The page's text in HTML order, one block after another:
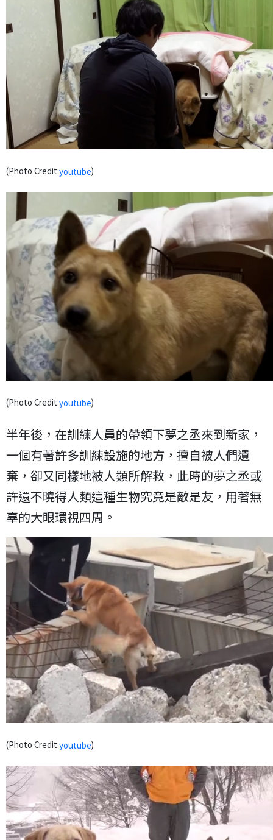
(Photo Credit:youtube)
(Photo Credit:youtube)
半年後，在訓練人員的帶領下夢之丞來到新家，
一個有著許多訓練設施的地方，擅自被人們遺
棄，卻又同樣地被人類所解救，此時的夢之丞或
許還不曉得人類這種生物究竟是敵是友，用著無
辜的大眼環視四周。
(Photo Credit:youtube)